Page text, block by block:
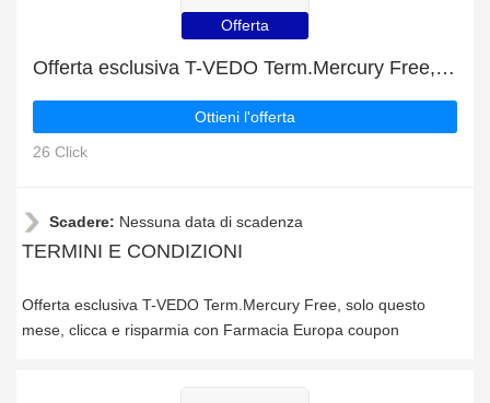
Offerta
Offerta esclusiva T-VEDO Term.Mercury Free, solo questo mese
Ottieni l'offerta
26 Click
Scadere: Nessuna data di scadenza
TERMINI E CONDIZIONI
Offerta esclusiva T-VEDO Term.Mercury Free, solo questo
mese, clicca e risparmia con Farmacia Europa coupon